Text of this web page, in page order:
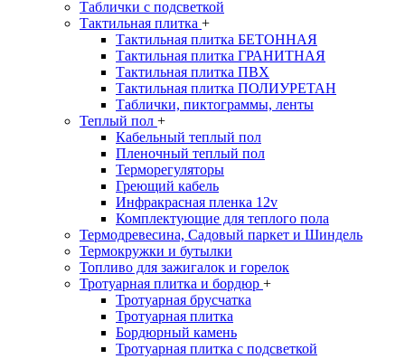
Таблички с подсветкой
Тактильная плитка +
Тактильная плитка БЕТОННАЯ
Тактильная плитка ГРАНИТНАЯ
Тактильная плитка ПВХ
Тактильная плитка ПОЛИУРЕТАН
Таблички, пиктограммы, ленты
Теплый пол +
Кабельный теплый пол
Пленочный теплый пол
Терморегуляторы
Греющий кабель
Инфракрасная пленка 12v
Комплектующие для теплого пола
Термодревесина, Садовый паркет и Шиндель
Термокружки и бутылки
Топливо для зажигалок и горелок
Тротуарная плитка и бордюр +
Тротуарная брусчатка
Тротуарная плитка
Бордюрный камень
Тротуарная плитка с подсветкой